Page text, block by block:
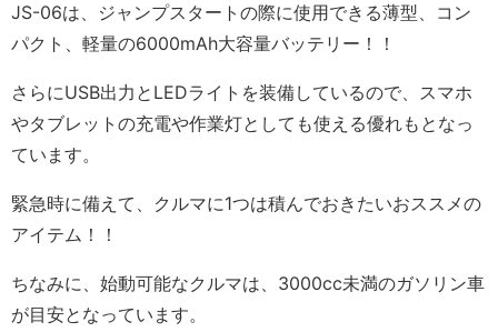
JS-06は、ジャンプスタートの際に使用できる薄型、コン
パクト、軽量の6000mAh大容量バッテリー！！
さらにUSB出力とLEDライトを装備しているので、スマホ
やタブレットの充電や作業灯としても使える優れもとなっ
ています。
緊急時に備えて、クルマに1つは積んでおきたいおススメの
アイテム！！
ちなみに、始動可能なクルマは、3000cc未満のガソリン車
が目安となっています。